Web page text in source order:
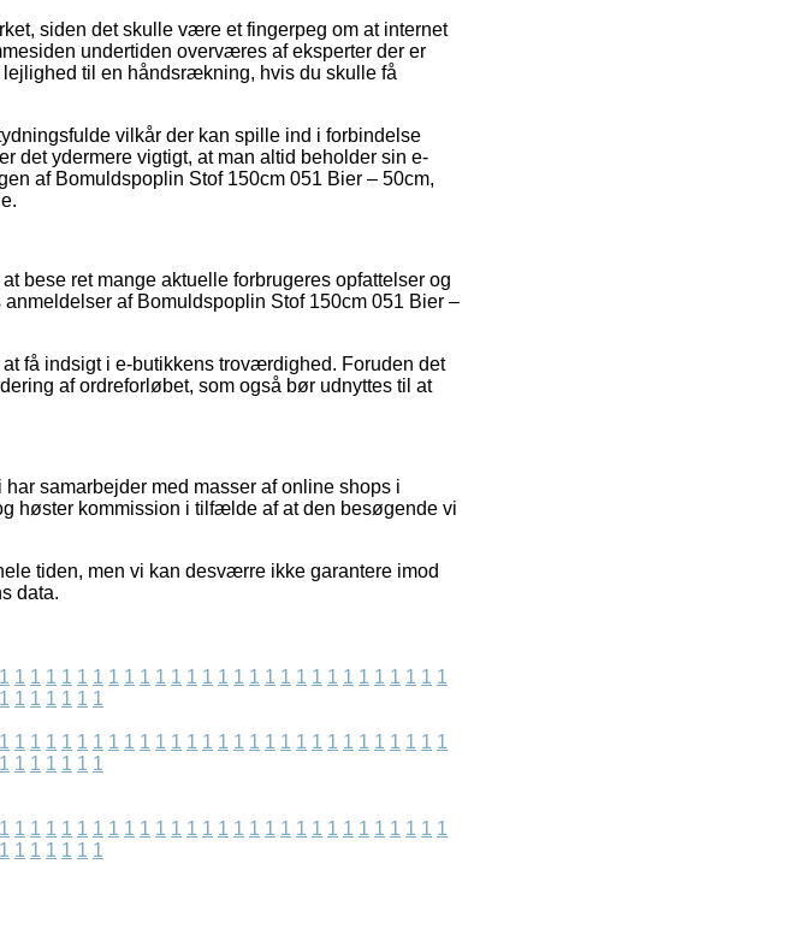
siden det skulle være et fingerpeg om at internet
undertiden overværes af eksperter der er
til en håndsrækning, hvis du skulle få
vilkår der kan spille ind i forbindelse
det ydermere vigtigt, at man altid beholder sin e-
af Bomuldspoplin Stof 150cm 051 Bier – 50cm,
bese ret mange aktuelle forbrugeres opfattelser og
af Bomuldspoplin Stof 150cm 051 Bier –
få indsigt i e-butikkens troværdighed. Foruden det
af ordreforløbet, som også bør udnyttes til at
samarbejder med masser af online shops i
høster kommission i tilfælde af at den besøgende vi
tiden, men vi kan desværre ikke garantere imod
data.
1 1 1 1 1 1 1 1 1 1 1 1 1 1 1 1 1 1 1 1 1 1 1 1 1 1 1 1 1
1 1 1 1 1 1 1
1 1 1 1 1 1 1 1 1 1 1 1 1 1 1 1 1 1 1 1 1 1 1 1 1 1 1 1 1
1 1 1 1 1 1 1
1 1 1 1 1 1 1 1 1 1 1 1 1 1 1 1 1 1 1 1 1 1 1 1 1 1 1 1 1
1 1 1 1 1 1 1